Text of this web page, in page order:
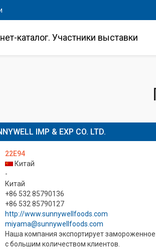
каталог. Участники выставки
IMP & EXP CO. LTD.
22E94
Китай
-
Китай
+86 532 85790136
+86 532 85790127
http://www.sunnywellfoods.com
miyama@sunnywellfoods.com
Наша компания экспортирует
с большим количеством клиентов.